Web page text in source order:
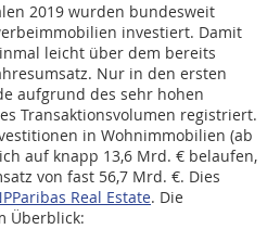
2019 wurden bundesweit
investiert. Damit
leicht über dem bereits
Nur in den ersten
aufgrund des sehr hohen
Transaktionsvolumen registriert.
in Wohnimmobilien (ab
auf knapp 13,6 Mrd. € belaufen,
von fast 56,7 Mrd. €. Dies
Real Estate. Die
Überblick: